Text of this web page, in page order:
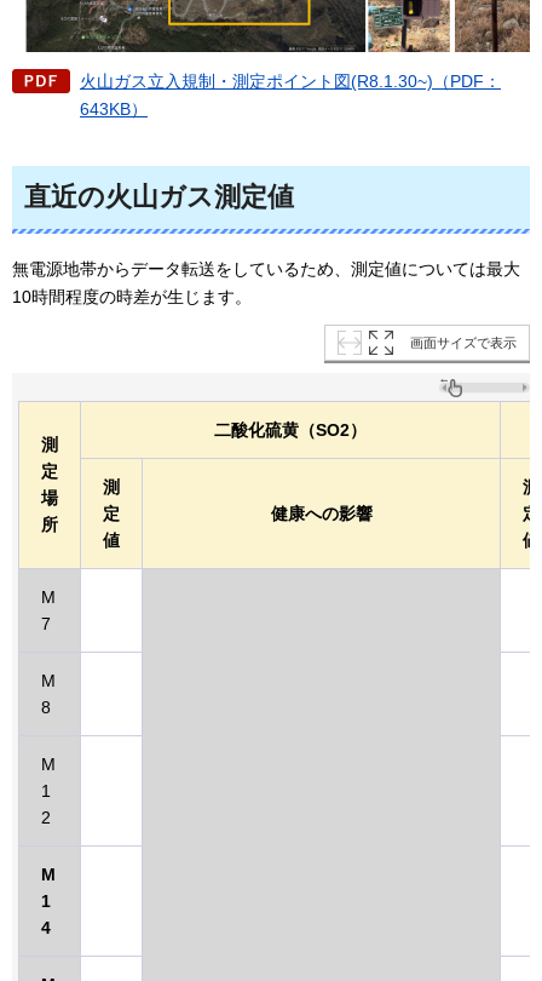
火山ガス立入規制・測定ポイント図(R8.1.30~)（PDF：
643KB）
直近の火山ガス測定値
無電源地帯からデータ転送をしているため、測定値については最大
10時間程度の時差が生じます。
画面サイズで表示
測
定
場
所
二酸化硫黄（SO2）
測
定
値
健康への影響
測
定
値
M
7
M
8
M
1
2
M
1
4